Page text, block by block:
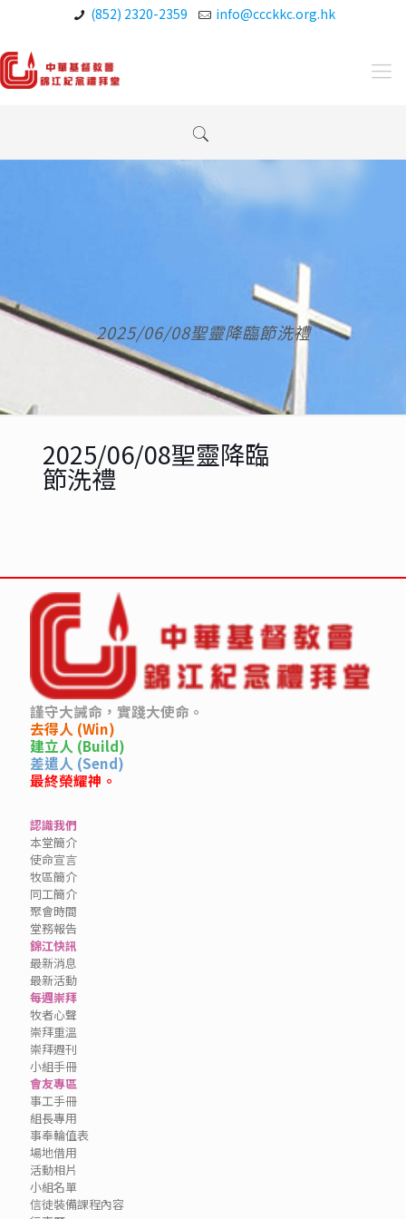
(852) 2320-2359 info@ccckkc.org.hk
2025/06/08聖靈降臨節洗禮
2025/06/08聖靈降臨
節洗禮
謹守大誡命，實踐大使命。
去得人 (Win)
建立人 (Build)
差遣人 (Send)
最終榮耀神。
認識我們
本堂簡介
使命宣言
牧區簡介
同工簡介
聚會時間
堂務報告
錦江快訊
最新消息
最新活動
每週崇拜
牧者心聲
崇拜重溫
崇拜週刊
小組手冊
會友專區
事工手冊
組長專用
事奉輪值表
場地借用
活動相片
小組名單
信徒裝備課程內容